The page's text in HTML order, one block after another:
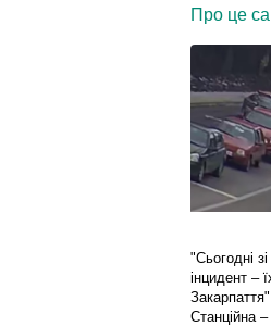
Про це
"Сьогодні
інцидент –
Станційна